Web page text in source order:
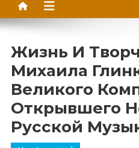
Жизнь И
Михаила
Великого
Открывшего
Русской